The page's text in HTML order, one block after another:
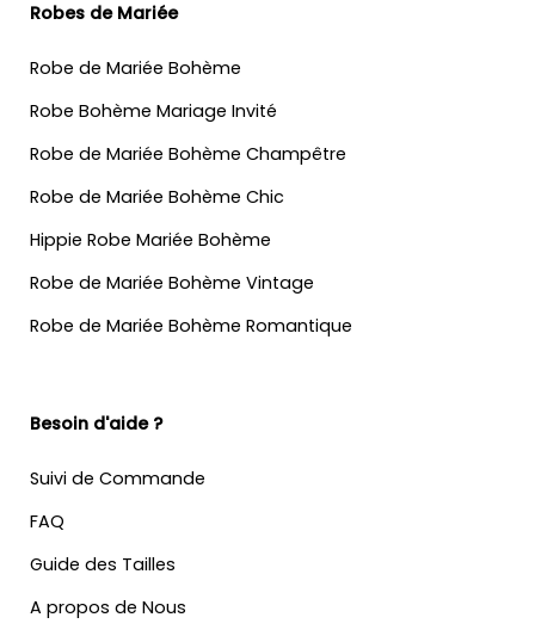
Robes de Mariée
Robe de Mariée Bohème
Robe Bohème Mariage Invité
Robe de Mariée Bohème Champêtre
Robe de Mariée Bohème Chic
Hippie Robe Mariée Bohème
Robe de Mariée Bohème Vintage
Robe de Mariée Bohème Romantique
Besoin d'aide ?
Suivi de Commande
FAQ
Guide des Tailles
A propos de Nous